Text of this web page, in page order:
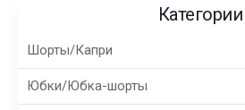
Категории
Шорты/Капри
Юбки/Юбка-шорты